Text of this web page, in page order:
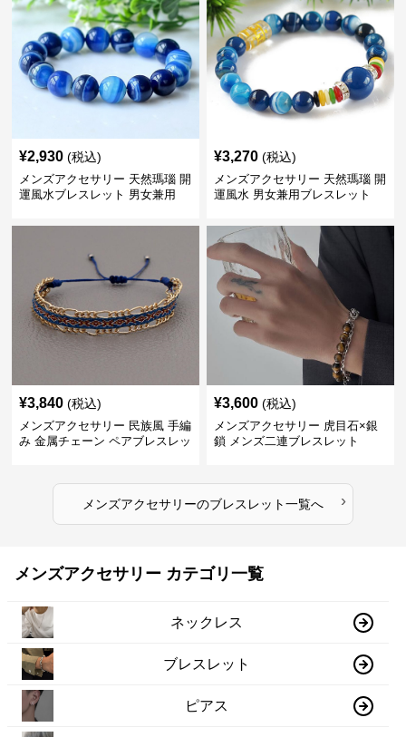
¥2,930 (税込)
メンズアクセサリー 天然瑪瑙 開
運風水ブレスレット 男女兼用
¥3,270 (税込)
メンズアクセサリー 天然瑪瑙 開
運風水 男女兼用ブレスレット
¥3,840 (税込)
メンズアクセサリー 民族風 手編
み 金属チェーン ペアブレスレッ
¥3,600 (税込)
メンズアクセサリー 虎目石×銀
鎖 メンズ二連ブレスレット
メンズアクセサリーのブレスレット一覧へ ›
メンズアクセサリー カテゴリ一覧
ネックレス
ブレスレット
ピアス